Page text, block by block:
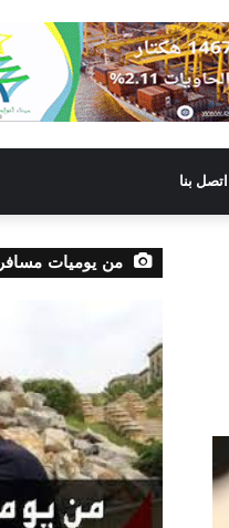
اتصل بنا
من يوميات مسافر